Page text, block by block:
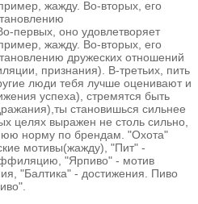
жажду. Во-вторых, его
первых, оно удовлетворяет
жажду. Во-вторых, его
дружеских отношений
признания). В-третьих, пить
люди тебя лучше оценивают и
успеха), стремятся быть
становишься сильнее
целях выражен не столь сильно,
норму по брендам. "Охота"
мотивы(жажду), "Пит" -
"Ярпиво" - мотив
"Балтика" - достижения. Пиво